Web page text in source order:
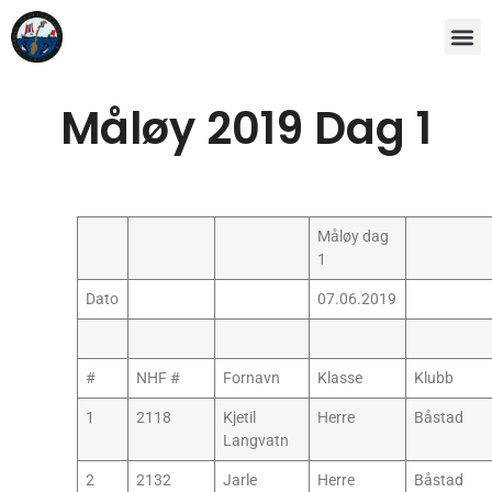
Måløy 2019 Dag 1
Måløy dag
1
Dato 07.06.2019
# NHF # Fornavn Klasse Klubb
1 2118
Kjetil
Langvatn
Herre Båstad
2 2132
Jarle
Herre Båstad